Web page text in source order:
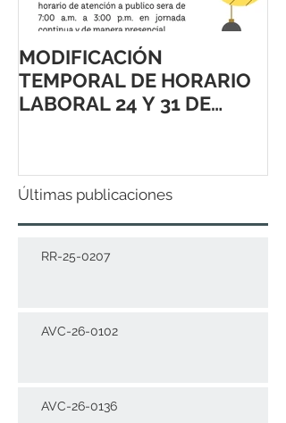
MODIFICACIÓN
TEMPORAL DE HORARIO
LABORAL 24 Y 31 DE
Últimas publicaciones
RR-25-0207
AVC-26-0102
AVC-26-0136